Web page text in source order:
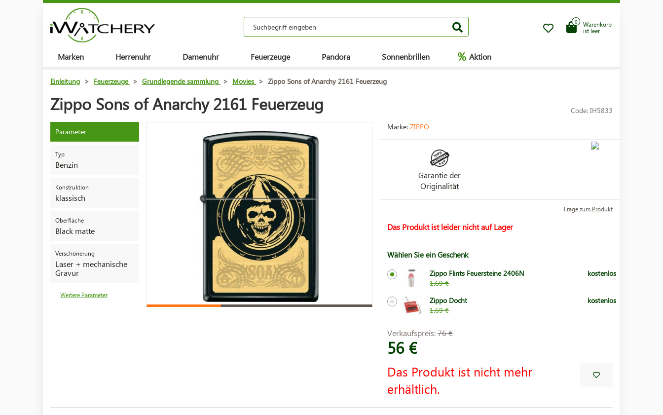
Warenkorb
ist leer
0
Marken Herrenuhr Damenuhr Feuerzeuge Pandora Sonnenbrillen % Aktion
Einleitung > Feuerzeuge > Grundlegende sammlung > Movies > Zippo Sons of Anarchy 2161 Feuerzeug
Zippo Sons of Anarchy 2161 Feuerzeug Code: IH5833
Parameter
Typ
Benzin
Konstruktion
klassisch
Oberfläche
Black matte
Verschönerung
Laser + mechanische
Gravur
Weitere Parameter
Marke: ZIPPO
Garantie der
Originalität
Frage zum Produkt
Das Produkt ist leider nicht auf Lager
Wählen Sie ein Geschenk
Zippo Flints Feuersteine 2406N
1.69 €
kostenlos
Zippo Docht
1.69 €
kostenlos
Verkaufspreis:76 €
56 €
Das Produkt ist nicht mehr
erhältlich.